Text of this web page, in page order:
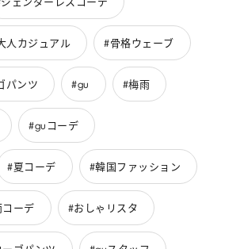
人カジュアル #骨格ウェーブ
パンツ #gu #梅雨
#guコーデ
#夏コーデ #韓国ファッション
コーデ #おしゃリスタ